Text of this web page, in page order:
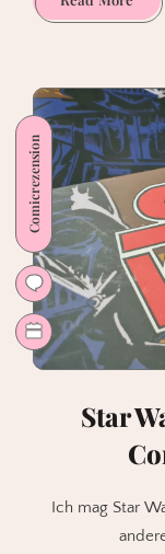
von
Comicrezension
Star
Ich mag Star